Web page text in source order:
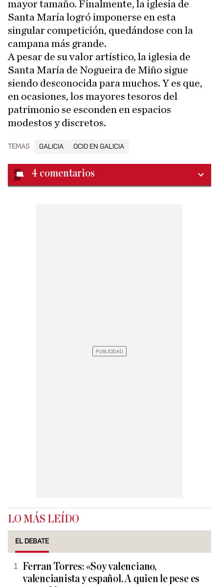
mayor tamaño. Finalmente, la iglesia de
Santa María logró imponerse en esta
singular competición, quedándose con la
campana más grande.
A pesar de su valor artístico, la iglesia de
Santa María de Nogueira de Miño sigue
siendo desconocida para muchos. Y es que,
en ocasiones, los mayores tesoros del
patrimonio se esconden en espacios
modestos y discretos.
TEMAS GALICIA OCIO EN GALICIA
4 comentarios
LO MÁS LEÍDO
EL DEBATE
Ferran Torres: «Soy valenciano,
valencianista y español. A quien le pese es